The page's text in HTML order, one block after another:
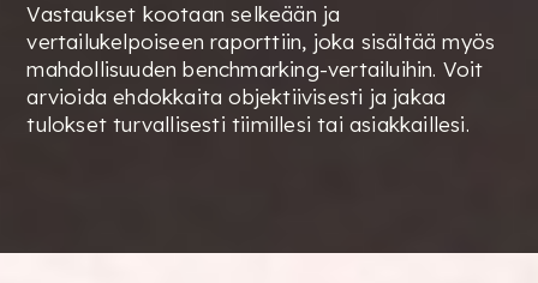
Vastaukset kootaan selkeään ja
vertailukelpoiseen raporttiin, joka sisältää myös
mahdollisuuden benchmarking-vertailuihin. Voit
arvioida ehdokkaita objektiivisesti ja jakaa
tulokset turvallisesti tiimillesi tai asiakkaillesi.